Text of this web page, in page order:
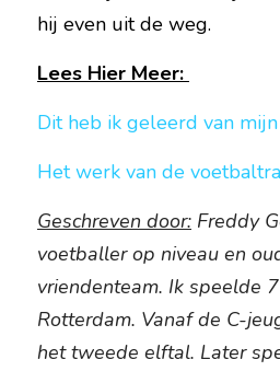
hij even uit de weg.
Lees Hier Meer:
Dit heb ik geleerd van
Het werk van de
Geschreven door: Freddy
voetballer op niveau en
vriendenteam. Ik speelde
Rotterdam. Vanaf de C-
het tweede elftal. Later